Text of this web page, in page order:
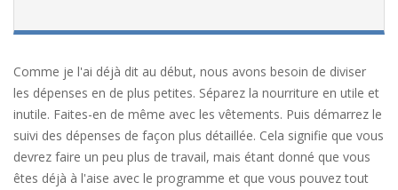
Comme je l'ai déjà dit au début, nous avons besoin de diviser
les dépenses en de plus petites. Séparez la nourriture en utile et
inutile. Faites-en de même avec les vêtements. Puis démarrez le
suivi des dépenses de façon plus détaillée. Cela signifie que vous
devrez faire un peu plus de travail, mais étant donné que vous
êtes déjà à l'aise avec le programme et que vous pouvez tout